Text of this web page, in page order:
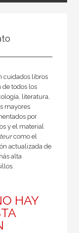
cuidados libros
de todos los
literatura,
mayores
por
y el material
como el
actualizada de
alta
HAY